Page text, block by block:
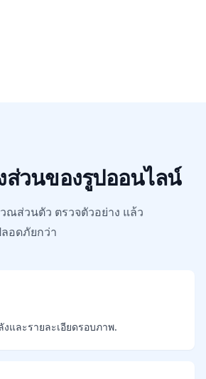
ส่วนของรูปออนไลน์
ณส่วนตัว ตรวจตัวอย่าง แล้ว
อดภัยกว่า
และรายละเอียดรอบภาพ.